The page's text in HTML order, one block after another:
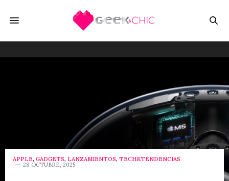
APPLE, GADGETS, LANZAMIENTOS, TECH&TENDENCIAS
28 OCTUBRE, 2025